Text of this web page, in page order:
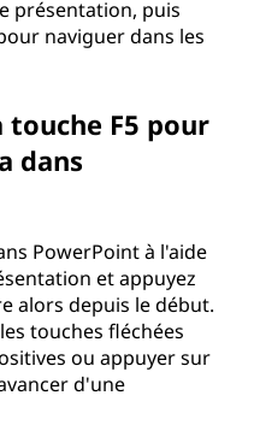
présentation, puis
naviguer dans les
F5 pour
dans
PowerPoint à l'aide
et appuyez
alors depuis le début.
touches fléchées
ou appuyer sur
d'une